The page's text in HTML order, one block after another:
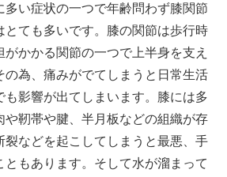
多い症状の一つで年齢問わず膝関節
とても多いです。膝の関節は歩行時
かかる関節の一つで上半身を支え
の為、痛みがでてしまうと日常生活
も影響が出てしまいます。膝には多
や靭帯や腱、半月板などの組織が存
裂などを起こしてしまうと最悪、手
ともあります。そして水が溜まって